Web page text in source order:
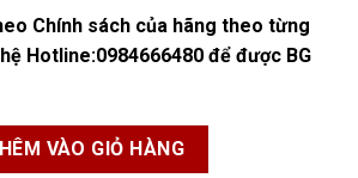
Chính sách của hãng theo từng
Hotline:0984666480 để được BG
DN150 số lượng
VÀO GIỎ HÀNG